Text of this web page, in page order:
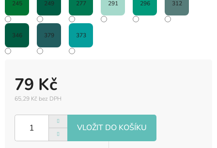
79 Kč
65,29 Kč bez DPH
cena:
245 249 277 291 296 312
346 379 373